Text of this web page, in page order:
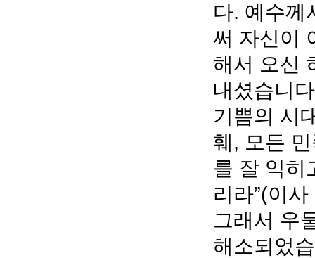
다. 예수께
써 자신이
해서 오신
내셨습니
기쁨의 시
훼, 모든
를 잘 익히
리라”(이
그래서 우
해소되었